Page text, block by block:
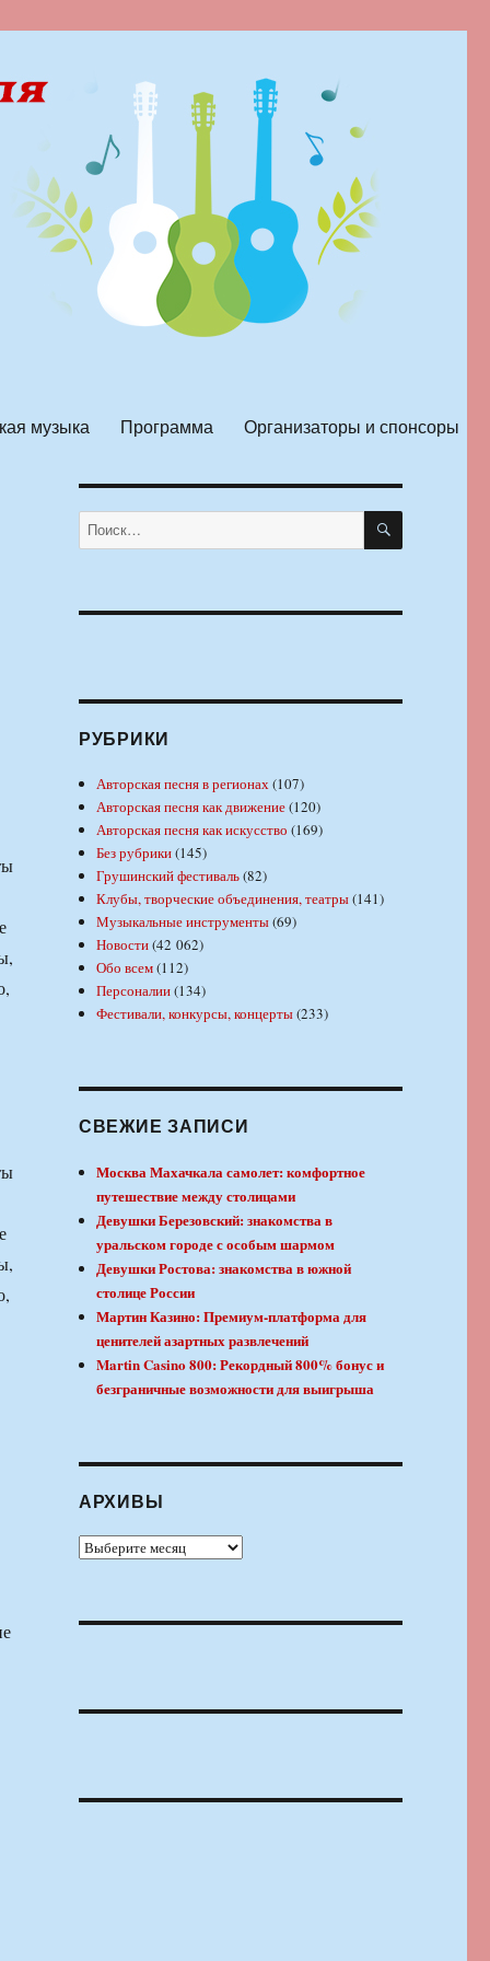
музыка Программа Организаторы и спонсоры
Искать: ПОИСК
РУБРИКИ
Авторская песня в регионах(107)
Авторская песня как движение(120)
Авторская песня как искусство (169)
Без рубрики(145)
Грушинский фестиваль(82)
Клубы, творческие объединения, театры(141)
Музыкальные инструменты(69)
Новости(42 062)
Обо всем(112)
Персоналии(134)
Фестивали, конкурсы, концерты(233)
СВЕЖИЕ ЗАПИСИ
Москва Махачкала самолет: комфортное
путешествие между столицами
Девушки Березовский: знакомства в
уральском городе с особым шармом
Девушки Ростова: знакомства в южной
столице России
Мартин Казино: Премиум-платформа для
ценителей азартных развлечений
Martin Casino 800: Рекордный 800% бонус и
безграничные возможности для выигрыша
АРХИВЫ
Архивы